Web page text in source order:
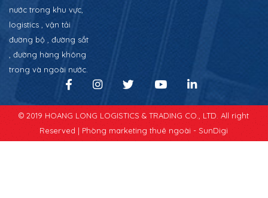
nước trong khu vực,
logistics , vận tải
đường bộ , đường sắt
, đường hàng không
trong và ngoài nước.
© 2019 HOANG LONG LOGISTICS & TRADING CO., LTD. All right
Reserved | Phòng marketing thuê ngoài - SunDigi